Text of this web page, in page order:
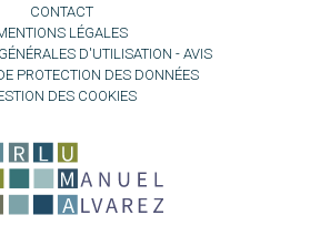
CONTACT
LÉGALES
D'UTILISATION - AVIS
PROTECTION DES DONNÉES
DES COOKIES